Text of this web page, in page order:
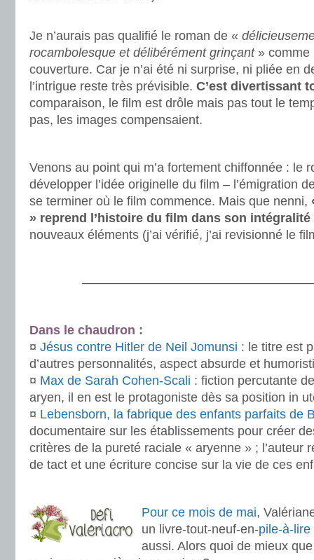
Je n’aurais pas qualifié le roman de «
rocambolesque et délibérément grinçant» comme
couverture. Car je n’ai été ni surprise, ni pliée en
l’intrigue reste très prévisible. C’est divertissant
comparaison, le film est drôle mais pas tout le
pas, les images compensaient.
Venons au point qui m’a fortement chiffonnée : le
développer l’idée originelle du film – l’émigration
se terminer où le film commence. Mais que nenni,
» reprend l’histoire du film dans son intégralité
nouveaux éléments (j’ai vérifié, j’ai revisionné le
Dans le chaudron :
¤ Jésus contre Hitler de Neil Jomunsi : le titre est
d’autres personnalités, aspect absurde et
¤ Max de Sarah Cohen-Scali : fiction percutante
aryen, il en est le protagoniste dès sa position in
¤ Lebensborn, la fabrique des enfants parfaits de
documentaire sur les établissements pour créer
critères de la pureté raciale « aryenne » ; l’auteur
de tact et une écriture concise sur la vie de ces
Pour ce mois de mai,
un livre-tout-neuf-en-pile-à-lire
aussi. Alors quoi de mieux